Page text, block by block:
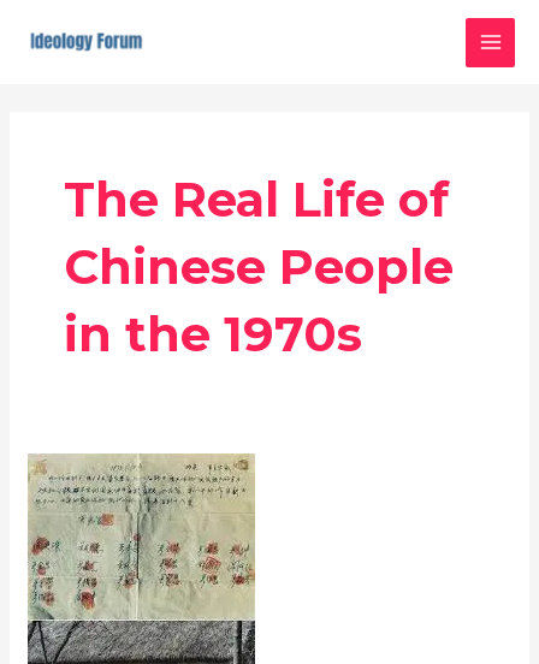
The Real Life of
Chinese People
in the 1970s
七
十
年
代
中
国
人